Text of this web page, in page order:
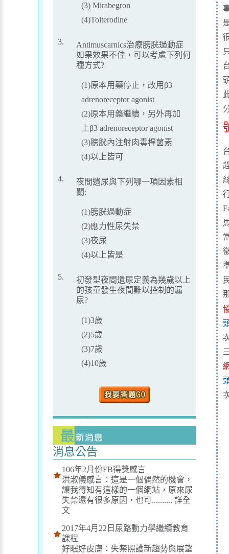
(3) Mirabegron
(4)Tolterodine
3.
Antimuscarnics治療膀胱過動症
如果效果不佳，可以考慮下列何
種方式?
(1)原本用藥停止，改用β3
adrenoreceptor agonist
(2)原本用藥繼續，另外再加
上β3 adrenoreceptor agonist
(3)膀胱內注射肉毒桿菌素
(4)以上皆可
4.
夜間遺尿與下列哪一項因素相
關:
(1)膀胱過動症
(2)應力性尿失禁
(3)夜尿
(4)以上皆是
5.
初發型夜間遺尿定義為幾歲以上
的孩童發生夜間難以控制的漏
尿?
(1)3歲
(2)5歲
(3)7歲
(4)10歲
消息公告
106年2月份FB得獎感言
洪淑儀感言：這是一個偶然的機會，
讓我得知有這樣的一個網站，原來尿
失禁還有很多原因，也可.......... 詳全
文
2017年4月22日尿路動力學繼續教育
課程
好眠好皮膚：失禁照護新趨勢與展望